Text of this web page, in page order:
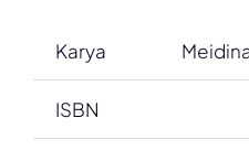
Karya
ISBN